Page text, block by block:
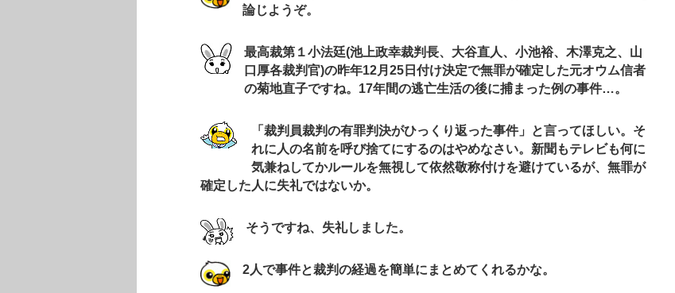
論じようぞ。
最高裁第１小法廷(池上政幸裁判長、大谷直人、小池裕、木澤克之、山
口厚各裁判官)の昨年12月25日付け決定で無罪が確定した元オウム信者
の菊地直子ですね。17年間の逃亡生活の後に捕まった例の事件…。
「裁判員裁判の有罪判決がひっくり返った事件」と言ってほしい。そ
れに人の名前を呼び捨てにするのはやめなさい。新聞もテレビも何に
気兼ねしてかルールを無視して依然敬称付けを避けているが、無罪が
確定した人に失礼ではないか。
そうですね、失礼しました。
2人で事件と裁判の経過を簡単にまとめてくれるかな。